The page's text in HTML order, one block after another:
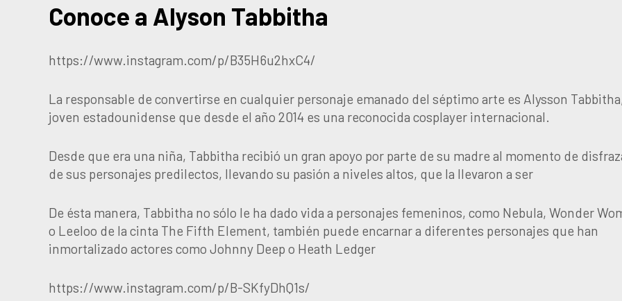
Conoce a Alyson Tabbitha
https://www.instagram.com/p/B35H6u2hxC4/
La responsable de convertirse en cualquier personaje emanado del séptimo arte es Alysson
joven estadounidense que desde el año 2014 es una reconocida cosplayer internacional.
Desde que era una niña, Tabbitha recibió un gran apoyo por parte de su madre al momento de
de sus personajes predilectos, llevando su pasión a niveles altos, que la llevaron a ser
De ésta manera, Tabbitha no sólo le ha dado vida a personajes femeninos, como Nebula, Wonder
o Leeloo de la cinta The Fifth Element, también puede encarnar a diferentes personajes que han
inmortalizado actores como Johnny Deep o Heath Ledger
https://www.instagram.com/p/B-SKfyDhQ1s/